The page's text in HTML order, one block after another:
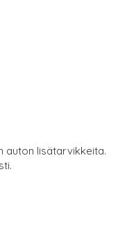
auton lisätarvikkeita.